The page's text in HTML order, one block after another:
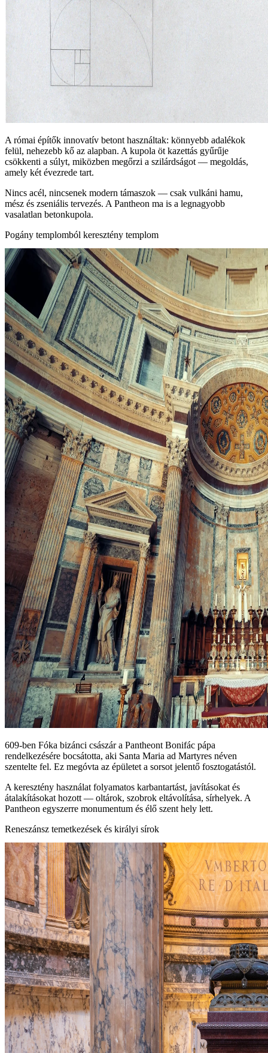
A római építők innovatív betont használtak: könnyebb adalékok
felül, nehezebb kő az alapban. A kupola öt kazettás gyűrűje
csökkenti a súlyt, miközben megőrzi a szilárdságot — megoldás,
amely két évezrede tart.
Nincs acél, nincsenek modern támaszok — csak vulkáni hamu,
mész és zseniális tervezés. A Pantheon ma is a legnagyobb
vasalatlan betonkupola.
Pogány templomból keresztény templom
609‑ben Fóka bizánci császár a Pantheont Bonifác pápa
rendelkezésére bocsátotta, aki Santa Maria ad Martyres néven
szentelte fel. Ez megóvta az épületet a sorsot jelentő fosztogatástól.
A keresztény használat folyamatos karbantartást, javításokat és
átalakításokat hozott — oltárok, szobrok eltávolítása, sírhelyek. A
Pantheon egyszerre monumentum és élő szent hely lett.
Reneszánsz temetkezések és királyi sírok